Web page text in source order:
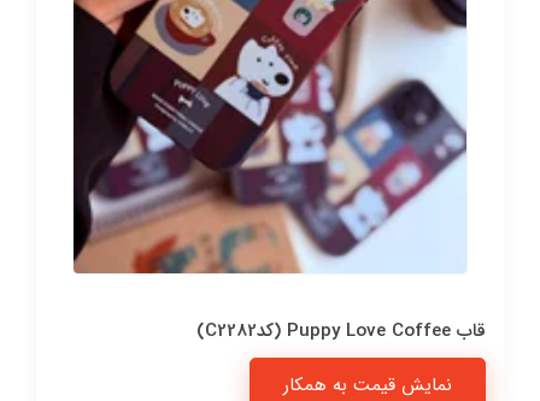
قاب Puppy Love Coffee (کدC2282)
نمایش قیمت به همکار